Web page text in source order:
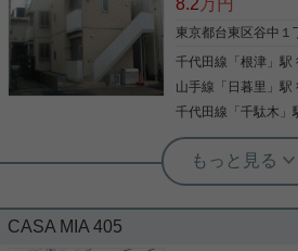
す。
写真(9)
8.2 万円
東京都台東区谷中１
千代田線 「根津 」駅
山手線 「 日暮里 」駅
千代田線 「千駄木
根津駅前センター（実用根津ホーム株式会
ッフ佐藤
人気の谷根千
CASA MIA 405